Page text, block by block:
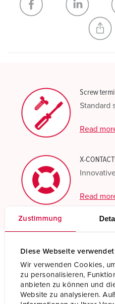
Zustimmung
Diese Webseite
Wir verwenden Cookies,
zu personalisieren,
anbieten zu können und
Website zu analysieren.
CREATE A
Screw
Standard
Read
X-
Read
Wall mounted receptacle
Ampere